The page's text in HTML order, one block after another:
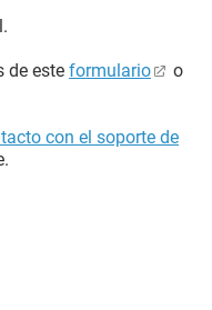
de este formulario
o
con el soporte de